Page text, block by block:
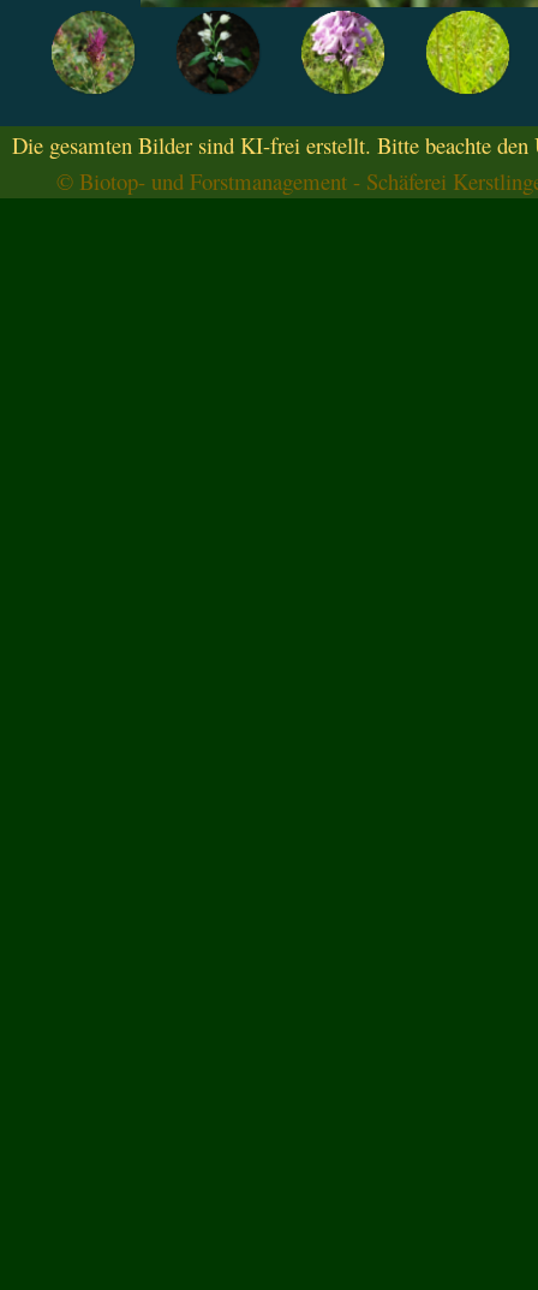
© Biotop- und Forstmanagement - Schäferei
Die gesamten Bilder sind KI-frei erstellt. Bitte beachte den